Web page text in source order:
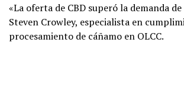
«La oferta de CBD superó la demanda de
Steven Crowley, especialista en
procesamiento de cáñamo en OLCC.